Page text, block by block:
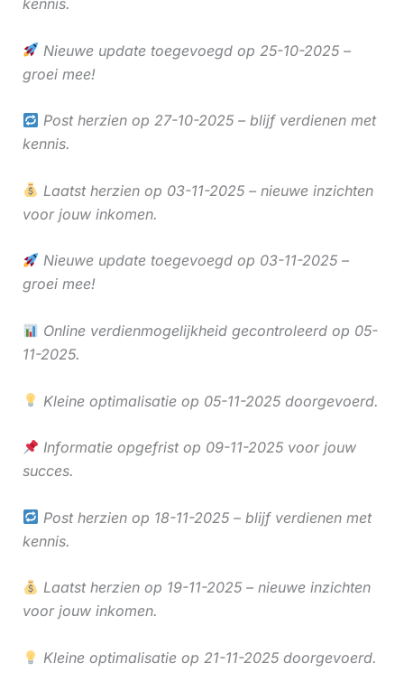
kennis.
Nieuwe update toegevoegd op 25-10-2025 –
groei mee!
Post herzien op 27-10-2025 – blijf verdienen met
kennis.
Laatst herzien op 03-11-2025 – nieuwe inzichten
voor jouw inkomen.
Nieuwe update toegevoegd op 03-11-2025 –
groei mee!
Online verdienmogelijkheid gecontroleerd op 05-
11-2025.
Kleine optimalisatie op 05-11-2025 doorgevoerd.
Informatie opgefrist op 09-11-2025 voor jouw
succes.
Post herzien op 18-11-2025 – blijf verdienen met
kennis.
Laatst herzien op 19-11-2025 – nieuwe inzichten
voor jouw inkomen.
Kleine optimalisatie op 21-11-2025 doorgevoerd.